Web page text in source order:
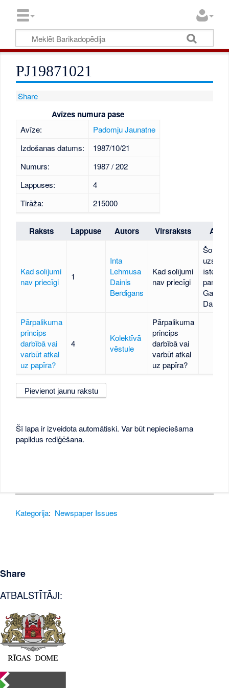
PJ19871021
Share
Avīzes numura pase
Avīze:
Padomju Jaunatne
Izdošanas datums:
1987/10/21
Numurs:
1987 / 202
Lappuses:
4
Tirāža:
215000
Raksts Lappuse Autors Virsraksts
Kad solījumi
nav priecīgi
1
Inta
Lehmusa
Dainis
Berdigans
Kad solījumi
nav priecīgi
Šo
īsteno
Pārpalikuma
princips
darbībā vai
varbūt atkal
uz papīra?
4
Kolektīvā
vēstule
Pārpalikuma
princips
darbībā vai
varbūt atkal
uz papīra?
Pievienot jaunu rakstu
Šī lapa ir izveidota automātiski. Var būt nepieciešama
papildus rediģēšana.
Kategorija: Newspaper Issues
Share
ATBALSTĪTĀJI: